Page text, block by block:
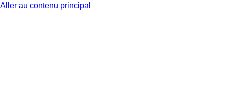
Aller au contenu principal